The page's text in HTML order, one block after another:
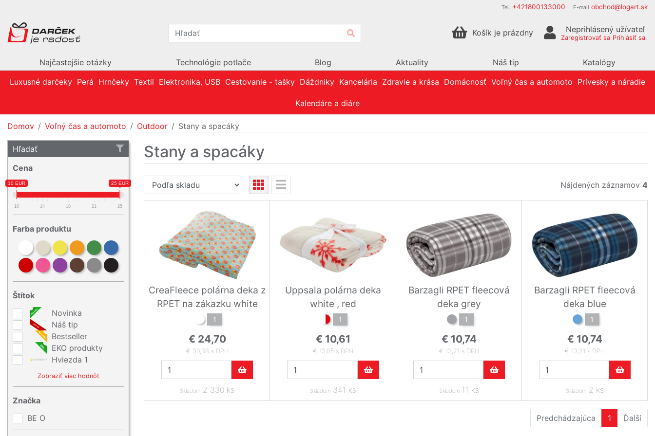
Tel. +421800133000 E-mail obchod@logart.sk
Košík je prázdny Neprihlásený užívateľ
Zaregistrovať sa Prihlásiť sa
Najčastejšie otázky Technológie potlače Blog Aktuality Náš tip
Katalógy
Luxusné darčeky Perá Hrnčeky Textil Elektronika, USB Cestovanie - tašky Dáždniky Kancelária Zdravie a krása Domácnosť Voľný čas a automoto Prívesky a náradie
Kalendáre a diáre
Domov Voľný čas a automoto Outdoor Stany a spacáky
Hľadať
Cena
10 EUR 25 EUR
10 14 18 21 25
Farba produktu
Štítok
Novinka
Náš tip
Bestseller
EKO produkty
Hviezda 1
Zobraziť viac hodnôt
Značka
BE O
Stany a spacáky
Nájdených záznamov 4
CreaFleece polárna deka z
RPET na zákazku white
1
€ 24,70
€ 30,38 s DPH
Skladom 2 330 ks
Uppsala polárna deka
white , red
1
€ 10,61
€ 13,05 s DPH
Skladom341 ks
Barzagli RPET fleecová
deka grey
1
€ 10,74
€ 13,21 s DPH
Skladom11 ks
Barzagli RPET fleecová
deka blue
1
€ 10,74
€ 13,21 s DPH
Skladom2 ks
Predchádzajúca 1 Ďalší